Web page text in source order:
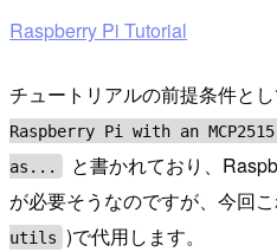
Raspberry Pi Tutorial
チュートリアルの前提条件とし
Raspberry Pi with an
as...
と書かれており、
が必要そうなのですが、今回
utils )で代用します。